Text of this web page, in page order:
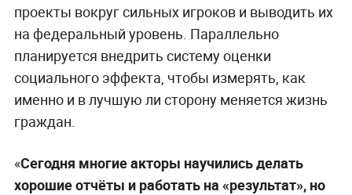
проекты вокруг сильных игроков и выводить их
на федеральный уровень. Параллельно
планируется внедрить систему оценки
социального эффекта, чтобы измерять, как
именно и в лучшую ли сторону меняется жизнь
граждан.
«Сегодня многие акторы научились делать
хорошие отчёты и работать на «результат», но